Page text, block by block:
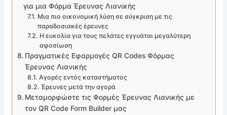
για μια Φόρμα Έρευνας Λιανικής
Μια πιο οικονομική λύση σε σύγκριση με τις
παραδοσιακές έρευνες
Η ευκολία για τους πελάτες εγγυάται μεγαλύτερη
αφοσίωση
Πραγματικές Εφαρμογές QR Codes Φόρμας
Έρευνας Λιανικής
Αγορές εντός καταστήματος
Έρευνες μετά την αγορά
Μεταμορφώστε τις Φορμές Έρευνας Λιανικής με
τον QR Code Form Builder μας